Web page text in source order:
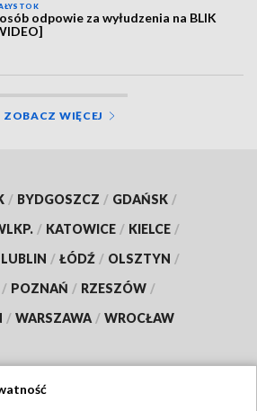
odpowie za wyłudzenia na BLIK
ZOBACZ WIĘCEJ
/ BYDGOSZCZ / GDAŃSK /
/ KATOWICE / KIELCE /
LUBLIN / ŁÓDŹ / OLSZTYN /
/ POZNAŃ / RZESZÓW /
/ WARSZAWA / WROCŁAW